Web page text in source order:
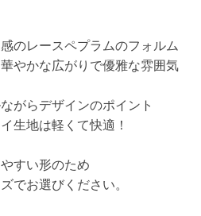
のレースペプラムのフォルム
やかな広がりで優雅な雰囲気
がらデザインのポイント
生地は軽くて快適！
すい形のため
でお選びください。